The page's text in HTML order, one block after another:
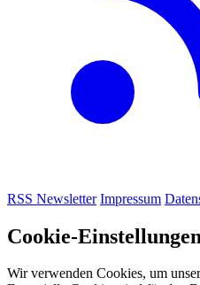
RSS Newsletter Impressum
Cookie-Einstellungen
Wir verwenden Cookies, um